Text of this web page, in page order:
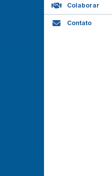
Colaborar
Contato